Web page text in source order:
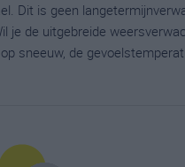
Dit is geen
je de uitgebreide
sneeuw, de